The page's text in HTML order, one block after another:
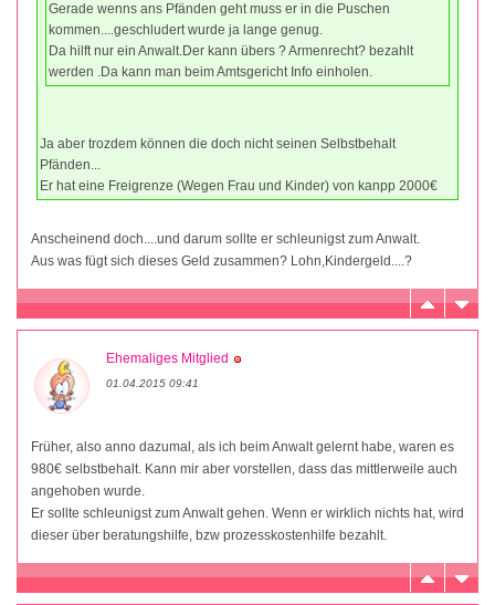
Gerade wenns ans Pfänden geht muss er in die Puschen
kommen....geschludert wurde ja lange genug.
Da hilft nur ein Anwalt.Der kann übers ? Armenrecht? bezahlt
werden .Da kann man beim Amtsgericht Info einholen.
Ja aber trozdem können die doch nicht seinen Selbstbehalt
Pfänden...
Er hat eine Freigrenze (Wegen Frau und Kinder) von kanpp 2000€
Anscheinend doch....und darum sollte er schleunigst zum Anwalt.
Aus was fügt sich dieses Geld zusammen? Lohn,Kindergeld....?
Ehemaliges Mitglied
01.04.2015 09:41
Früher, also anno dazumal, als ich beim Anwalt gelernt habe, waren es
980€ selbstbehalt. Kann mir aber vorstellen, dass das mittlerweile auch
angehoben wurde.
Er sollte schleunigst zum Anwalt gehen. Wenn er wirklich nichts hat, wird
dieser über beratungshilfe, bzw prozesskostenhilfe bezahlt.